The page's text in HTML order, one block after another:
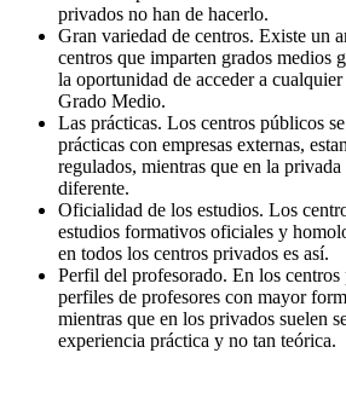
privados no han de hacerlo.
Gran variedad de centros. Existe un
centros que imparten grados medios
la oportunidad de acceder a
Grado Medio.
Las prácticas. Los centros públicos
prácticas con empresas externas,
regulados, mientras que en la
diferente.
Oficialidad de los estudios. Los
estudios formativos oficiales y
en todos los centros privados es así.
Perfil del profesorado. En los centros
perfiles de profesores con mayor
mientras que en los privados suelen
experiencia práctica y no tan teórica.